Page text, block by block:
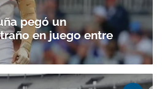
pegó un
en juego entre